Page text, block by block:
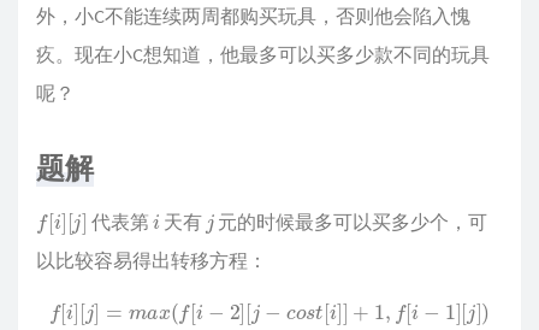
外，小C不能连续两周都购买玩具，否则他会陷入愧
疚。现在小C想知道，他最多可以买多少款不同的玩具
呢？
题解
[i][j] 代表第 i 天有 元的时候最多可以买多少个，可
以比较容易得出转移方程：
f[i ][j]=max( −2][j ost[i]]+1 ,f i− 1][j